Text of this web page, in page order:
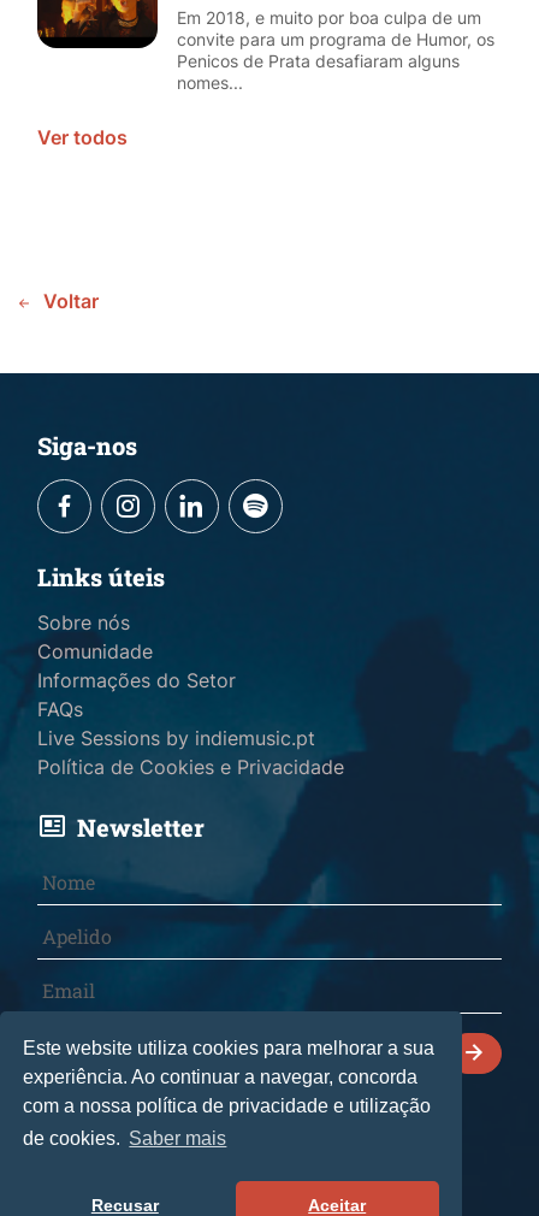
Este website utiliza cookies para melhorar a sua
experiência. Ao continuar a navegar, concorda
com a nossa política de privacidade e utilização
de cookies. Saber mais
Recusar Aceitar
Em 2018, e muito por boa culpa de um
convite para um programa de Humor, os
Penicos de Prata desafiaram alguns
nomes...
Ver todos
Voltar
Siga-nos
Links úteis
Sobre nós
Comunidade
Informações do Setor
FAQs
Live Sessions by indiemusic.pt
Política de Cookies e Privacidade
Newsletter
Declaro que li e aceito aPolítica de Cookies e
© 2026 indiemusic.pt - Todos os direitos reservados.
• Livro de reclamações